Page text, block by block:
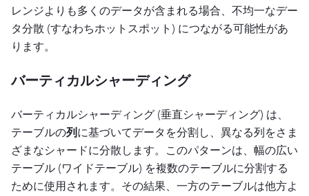
レンジよりも多くのデータが含まれる場合、不均一なデー
タ分散 (すなわちホットスポット) につながる可能性があ
ります。
バーティカルシャーディング
バーティカルシャーディング (垂直シャーディング) は、
テーブルの列 に基づいてデータを分割し、異なる列をさま
ざまなシャードに分散します。このパターンは、幅の広い
テーブル (ワイドテーブル) を複数のテーブルに分割する
ために使用されます。その結果、一方のテーブルは他方よ